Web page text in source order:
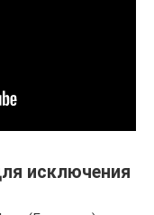
исключения